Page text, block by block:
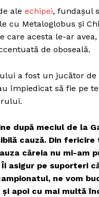
ale echipei, fundașul
cu Metaloglobus și
care acesta le-ar
de oboseală.
a fost un jucător
împiedicat să fie pe
după meciul de la
cauză. Din
căreia nu mi-
asigur pe suporteri
ne vom
apoi cu mai multă